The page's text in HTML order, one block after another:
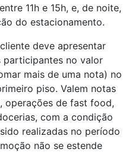
11h e 15h, e, de noite,
do estacionamento.
deve apresentar
participantes no valor
mais de uma nota) no
piso. Valem notas
operações de fast food,
com a condição
realizadas no período
não se estende